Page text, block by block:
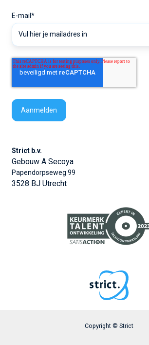
E-mail *
Strict b.v.
Gebouw A Secoya
Papendorpseweg 99
3528 BJ Utrecht
Copyright © Strict